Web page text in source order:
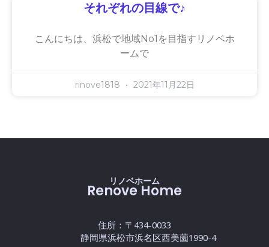
それぞれの目線で♪
こんにちは、浜松で地域No1を目指すリノベホ
ームで
rinove1818 2021年11月22日
リノベホーム
Renove Home
住所：〒434-0033
静岡県浜松市浜名区西美薗1990-4